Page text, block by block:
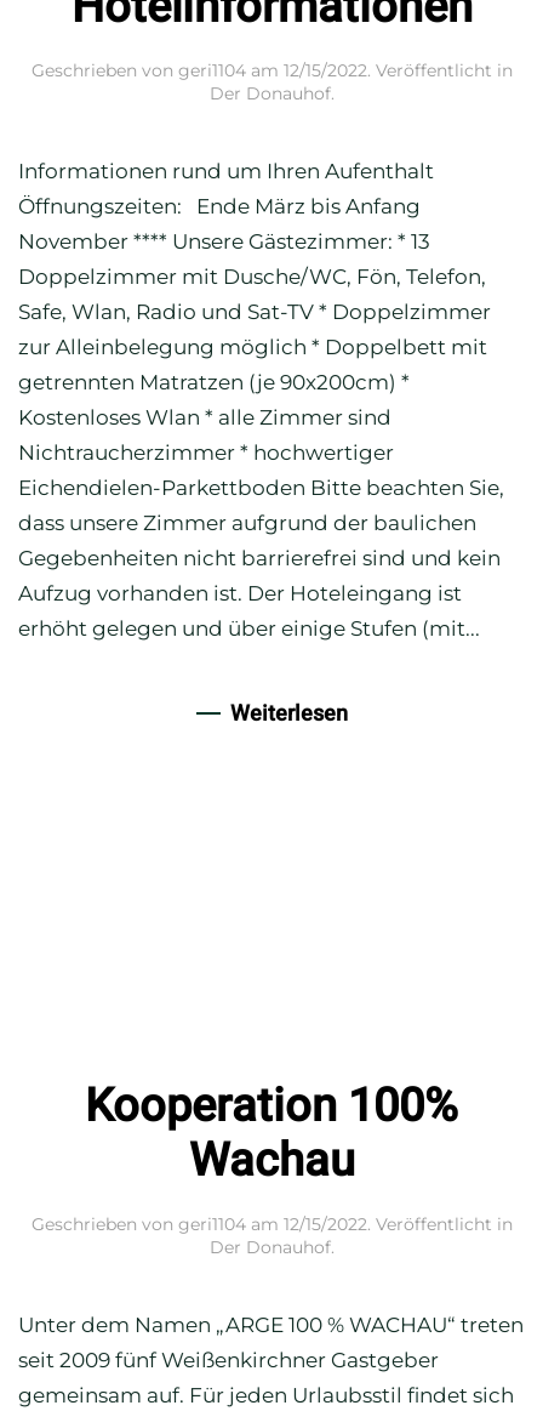
Geschrieben von geri1104am 12/15/2022. Veröffentlicht in
Der Donauhof.
Informationen rund um Ihren Aufenthalt
Öffnungszeiten: Ende März bis Anfang
November **** Unsere Gästezimmer: * 13
Doppelzimmer mit Dusche/WC, Fön, Telefon,
Safe, Wlan, Radio und Sat-TV * Doppelzimmer
zur Alleinbelegung möglich * Doppelbett mit
getrennten Matratzen (je 90x200cm) *
Kostenloses Wlan * alle Zimmer sind
Nichtraucherzimmer * hochwertiger
Eichendielen-Parkettboden Bitte beachten Sie,
dass unsere Zimmer aufgrund der baulichen
Gegebenheiten nicht barrierefrei sind und kein
Aufzug vorhanden ist. Der Hoteleingang ist
erhöht gelegen und über einige Stufen (mit...
Weiterlesen
Kooperation 100%
Wachau
Geschrieben von geri1104am 12/15/2022. Veröffentlicht in
Der Donauhof.
Unter dem Namen „ARGE 100 % WACHAU“ treten
seit 2009 fünf Weißenkirchner Gastgeber
gemeinsam auf. Für jeden Urlaubsstil findet sich